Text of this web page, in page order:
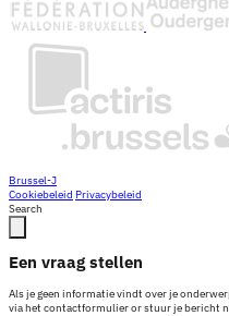
Brussel-J
Cookiebeleid Privacybeleid
Search
Een vraag stellen
Als je geen informatie vindt over je
via het contactformulier or stuur je bericht